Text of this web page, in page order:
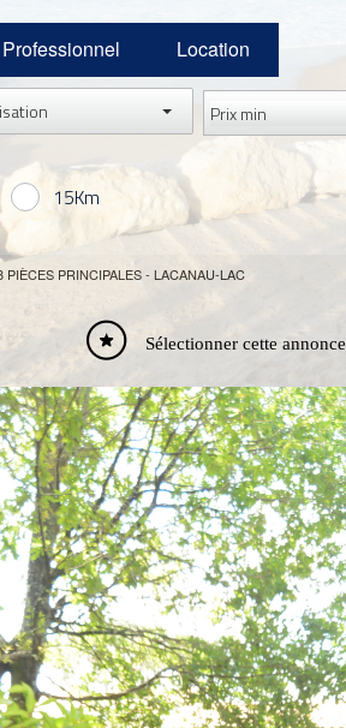
Location
15Km
PIÈCES PRINCIPALES - LACANAU-LAC
Sélectionner cette annonce